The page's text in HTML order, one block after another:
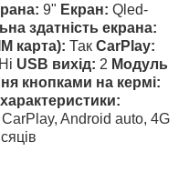
9" Екран: Qled-
здатність екрана:
карта): Так CarPlay:
Ні USB вихід: 2 Модуль
кнопками на кермі:
Android auto, 4G